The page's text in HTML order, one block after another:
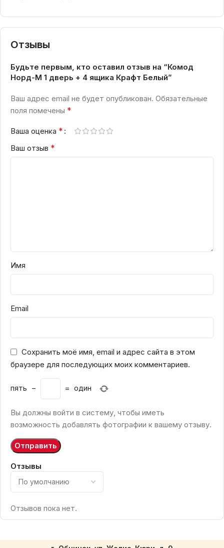
Отзывы
Отзывы
Отзывов пока нет.
Будьте первым, кто оставил отзыв на “Комод
Норд-М 1 дверь + 4 ящика Крафт Белый”
Ваш адрес email не будет опубликован. Обязательные
поля помечены *
Ваша оценка *
Ваш отзыв *
Имя
Email
Сохранить моё имя, email и адрес сайта в этом
браузере для последующих моих комментариев.
пять − = один
Вы должны войти в систему, чтобы иметь
возможность добавлять фотографии к вашему отзыву.